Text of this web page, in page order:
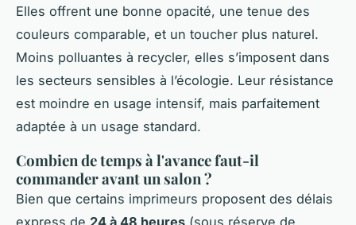
Elles offrent une bonne opacité, une tenue des
couleurs comparable, et un toucher plus naturel.
Moins polluantes à recycler, elles s’imposent dans
les secteurs sensibles à l’écologie. Leur résistance
est moindre en usage intensif, mais parfaitement
adaptée à un usage standard.
Combien de temps à l'avance faut-il
commander avant un salon ?
Bien que certains imprimeurs proposent des délais
express de 24 à 48 heures (sous réserve de